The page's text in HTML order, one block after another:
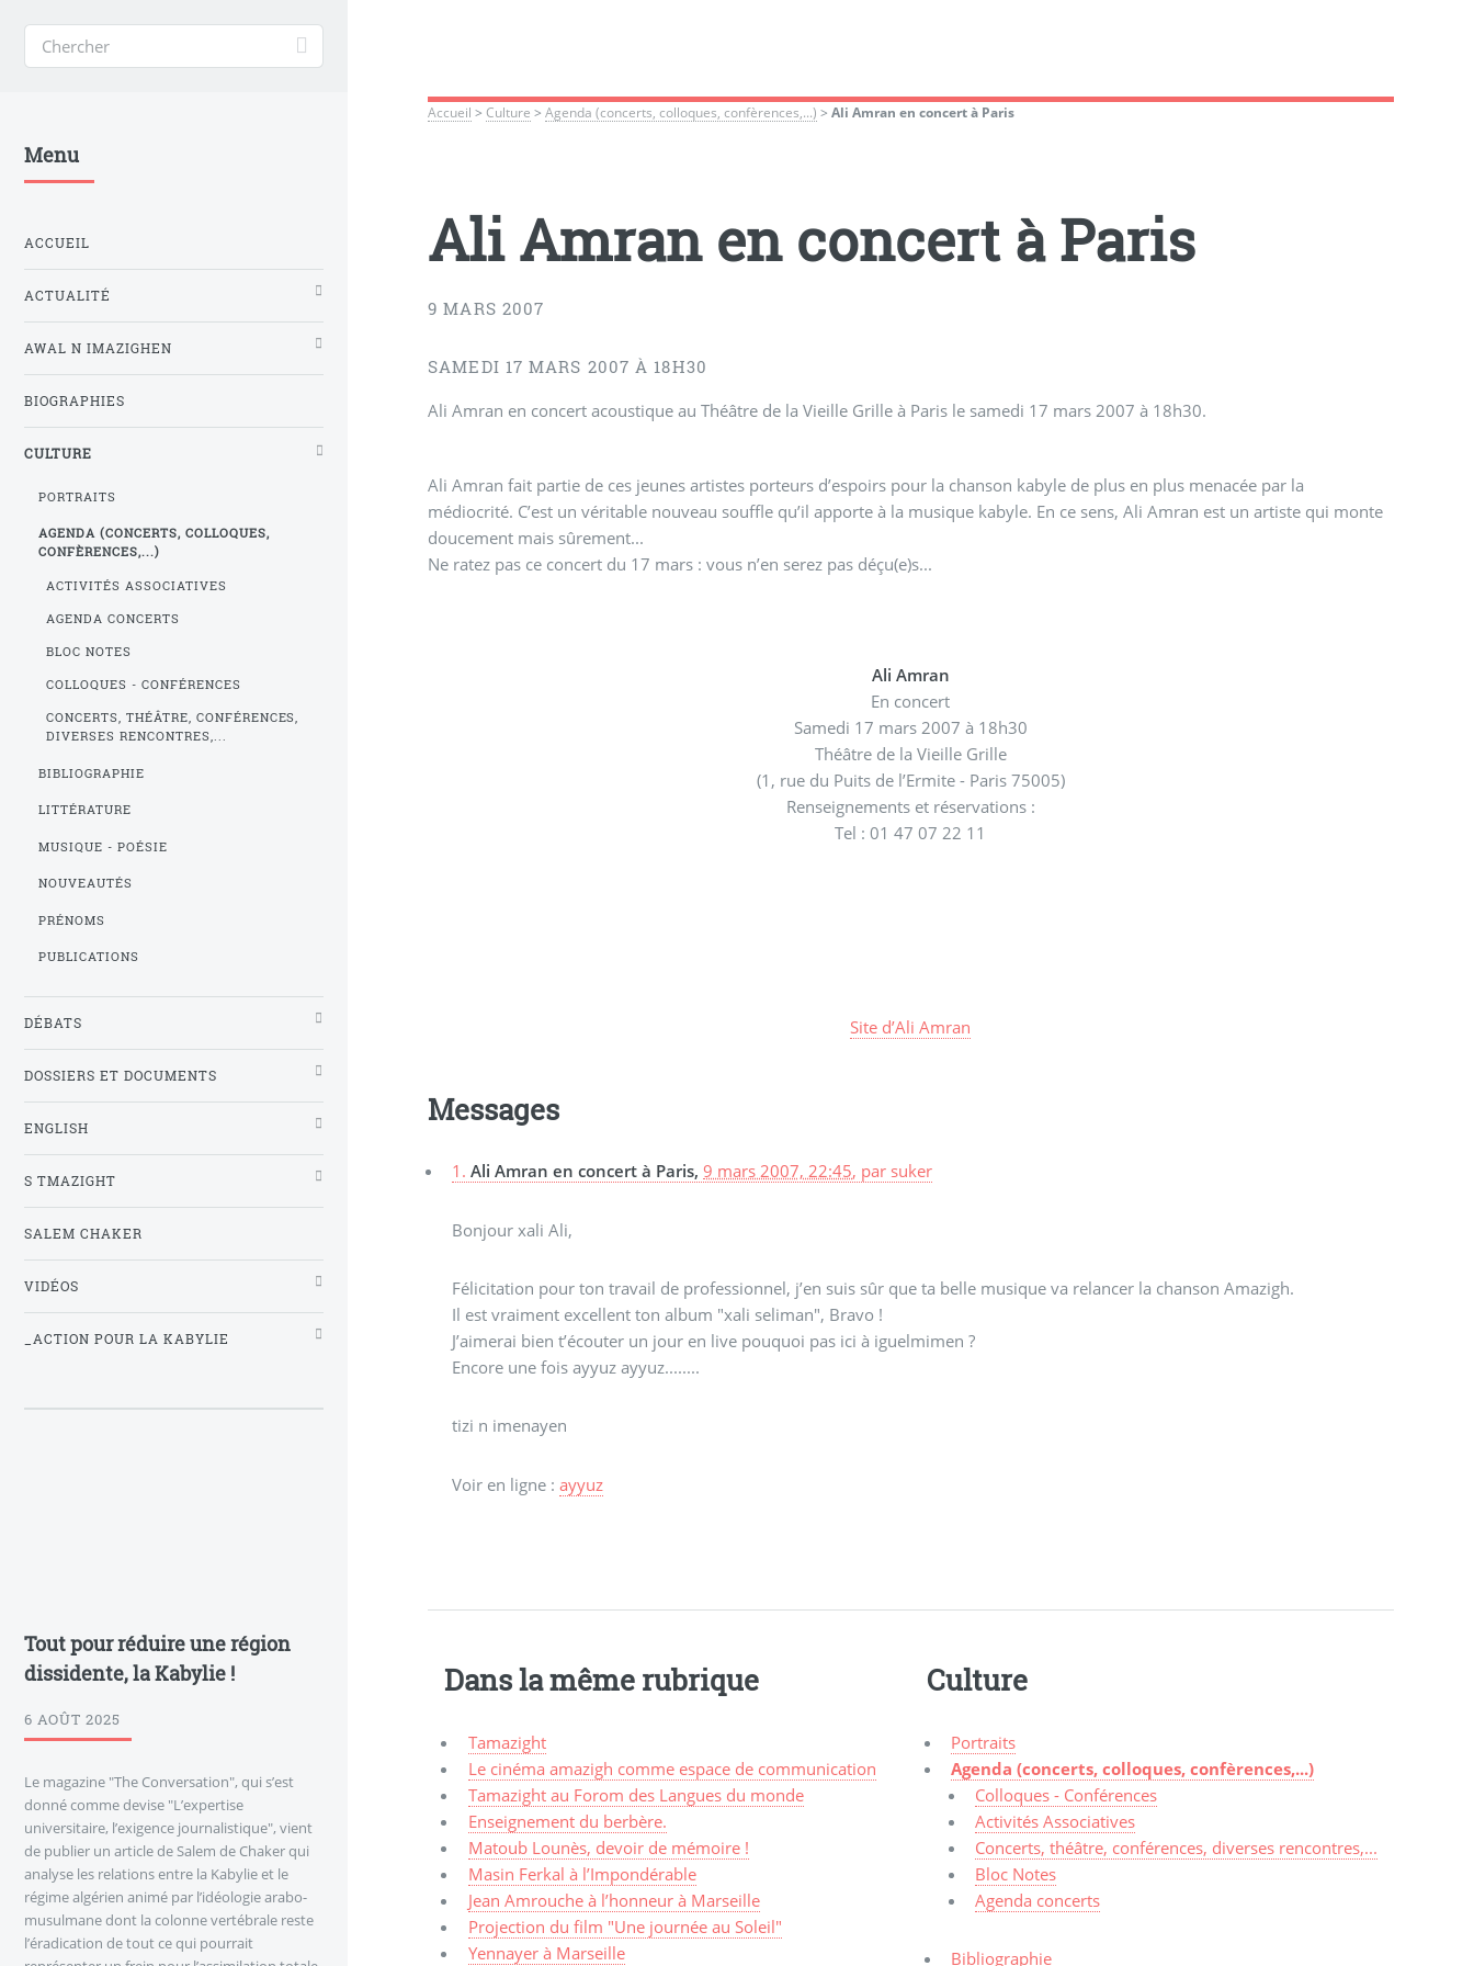
Accueil >Culture >Agenda (concerts, colloques, confèrences,...) >Ali Amran en concert à Paris
Ali Amran en concert à Paris
9 MARS 2007
SAMEDI 17 MARS 2007 À 18H30
Ali Amran en concert acoustique au Théâtre de la Vieille Grille à Paris le samedi 17 mars 2007 à 18h30.
Ali Amran fait partie de ces jeunes artistes porteurs d’espoirs pour la chanson kabyle de plus en plus menacée par la
médiocrité. C’est un véritable nouveau souffle qu’il apporte à la musique kabyle. En ce sens, Ali Amran est un artiste qui monte
doucement mais sûrement...
Ne ratez pas ce concert du 17 mars : vous n’en serez pas déçu(e)s...
Ali Amran
En concert
Samedi 17 mars 2007 à 18h30
Théâtre de la Vieille Grille
(1, rue du Puits de l’Ermite - Paris 75005)
Renseignements et réservations :
Tel : 01 47 07 22 11
Site d’Ali Amran
Messages
1. Ali Amran en concert à Paris,9 mars 2007, 22:45, par suker
Bonjour xali Ali,
Félicitation pour ton travail de professionnel, j’en suis sûr que ta belle musique va relancer la chanson Amazigh.
Il est vraiment excellent ton album "xali seliman", Bravo !
J’aimerai bien t’écouter un jour en live pouquoi pas ici à iguelmimen ?
Encore une fois ayyuz ayyuz........
tizi n imenayen
Voir en ligne :ayyuz
Dans la même rubrique
Tamazight
Le cinéma amazigh comme espace de communication
Tamazight au Forom des Langues du monde
Enseignement du berbère.
Matoub Lounès, devoir de mémoire !
Masin Ferkal à l’Impondérable
Jean Amrouche à l’honneur à Marseille
Projection du film "Une journée au Soleil"
Yennayer à Marseille
Culture
Portraits
Agenda (concerts, colloques, confèrences,...)
Colloques - Conférences
Activités Associatives
Concerts, théâtre, conférences, diverses rencontres,...
Bloc Notes
Agenda concerts
Bibliographie
Menu
ACCUEIL
ACTUALITÉ
AWAL N IMAZIGHEN
BIOGRAPHIES
CULTURE
PORTRAITS
AGENDA (CONCERTS, COLLOQUES,
CONFÈRENCES,...)
ACTIVITÉS ASSOCIATIVES
AGENDA CONCERTS
BLOC NOTES
COLLOQUES - CONFÉRENCES
CONCERTS, THÉÂTRE, CONFÉRENCES,
DIVERSES RENCONTRES,...
BIBLIOGRAPHIE
LITTÉRATURE
MUSIQUE - POÉSIE
NOUVEAUTÉS
PRÉNOMS
PUBLICATIONS
DÉBATS
DOSSIERS ET DOCUMENTS
ENGLISH
S TMAZIGHT
SALEM CHAKER
VIDÉOS
_ACTION POUR LA KABYLIE
Tout pour réduire une région
dissidente, la Kabylie !
6 AOÛT 2025
Le magazine "The Conversation", qui s’est
donné comme devise "L’expertise
universitaire, l’exigence journalistique", vient
de publier un article de Salem de Chaker qui
analyse les relations entre la Kabylie et le
régime algérien animé par l’idéologie arabo-
musulmane dont la colonne vertébrale reste
l’éradication de tout ce qui pourrait